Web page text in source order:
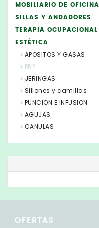
MOBILIARIO DE OFICINA
SILLAS Y ANDADORES
TERAPIA OCUPACIONAL
ESTÉTICA
APOSITOS Y GASAS
PRP
JERINGAS
Sillones y camillas
PUNCION E INFUSION
AGUJAS
CANULAS
OFERTAS